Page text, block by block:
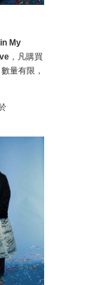
My
，凡購買
數量有限，